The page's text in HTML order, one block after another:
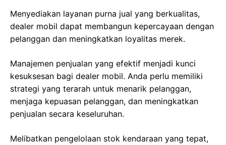
Menyediakan layanan purna jual yang berkualitas,
dealer mobil dapat membangun kepercayaan dengan
pelanggan dan meningkatkan loyalitas merek.
Manajemen penjualan yang efektif menjadi kunci
kesuksesan bagi dealer mobil. Anda perlu memiliki
strategi yang terarah untuk menarik pelanggan,
menjaga kepuasan pelanggan, dan meningkatkan
penjualan secara keseluruhan.
Melibatkan pengelolaan stok kendaraan yang tepat,